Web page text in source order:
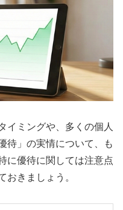
イミングや、多くの個人
待」の実情について、も
に優待に関しては注意点
おきましょう。